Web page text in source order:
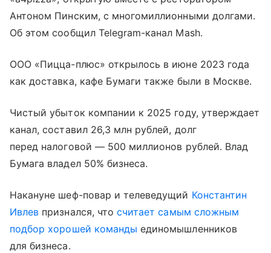
Антоном Пинским, с многомиллионными долгами.
Об этом сообщил Telegram-канал Mash.
ООО «Пицца-плюс» открылось в июне 2023 года
как доставка, кафе Бумаги также были в Москве.
Чистый убыток компании к 2025 году, утверждает
канал, составил 26,3 млн рублей, долг
перед налоговой — 500 миллионов рублей. Влад
Бумага владел 50% бизнеса.
Накануне шеф-повар и телеведущий Константин
Ивлев признался, чтосчитает самым сложным
подбор хорошей команды единомышленников
для бизнеса.